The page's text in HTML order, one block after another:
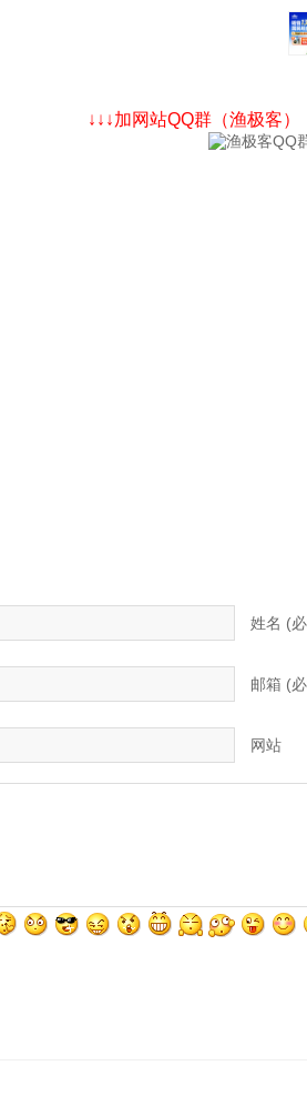
↓↓↓加网站QQ群（渔极客）
姓名 (
邮箱 (
网站